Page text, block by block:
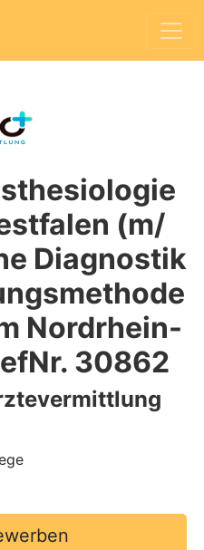
(m/
Diagnostik
Nordrhein-
30862